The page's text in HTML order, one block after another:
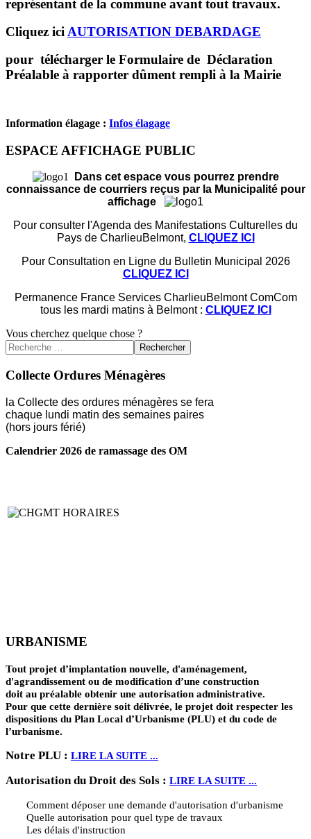
représentant de la commune avant tout travaux.
Cliquez ici AUTORISATION DEBARDAGE
pour télécharger le Formulaire de Déclaration
Préalable à rapporter dûment rempli à la Mairie
Information élagage : Infos élagage
ESPACE AFFICHAGE PUBLIC
Dans cet espace vous pourrez prendre
connaissance de courriers reçus par la Municipalité pour
affichage
Pour consulter l'Agenda des Manifestations Culturelles du
Pays de CharlieuBelmont, CLIQUEZ ICI
Pour Consultation en Ligne du Bulletin Municipal 2026
CLIQUEZ ICI
Permanence France Services CharlieuBelmont ComCom
tous les mardi matins à Belmont : CLIQUEZ ICI
Vous cherchez quelque chose ?
Rechercher
Collecte Ordures Ménagères
la Collecte des ordures ménagères se fera
chaque lundi matin des semaines paires
(hors jours férié)
Calendrier 2026 de ramassage des OM
URBANISME
Tout projet d’implantation nouvelle, d'aménagement,
d'agrandissement ou de modification d’une construction
doit au préalable obtenir une autorisation administrative.
Pour que cette dernière soit délivrée, le projet doit respecter les
dispositions du Plan Local d’Urbanisme (PLU) et du code de
l’urbanisme.
Notre PLU : LIRE LA SUITE ...
Autorisation du Droit des Sols : LIRE LA SUITE ...
Comment déposer une demande d'autorisation d'urbanisme
Quelle autorisation pour quel type de travaux
Les délais d'instruction